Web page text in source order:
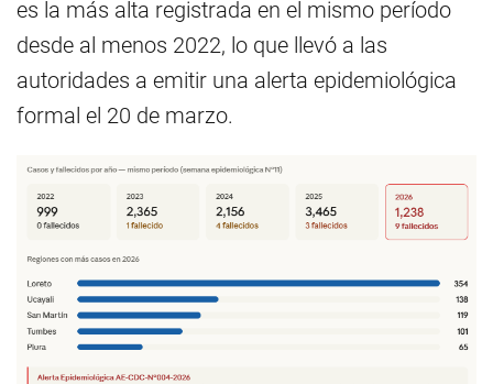
es la más alta registrada en el mismo período
desde al menos 2022, lo que llevó a las
autoridades a emitir una alerta epidemiológica
formal el 20 de marzo.